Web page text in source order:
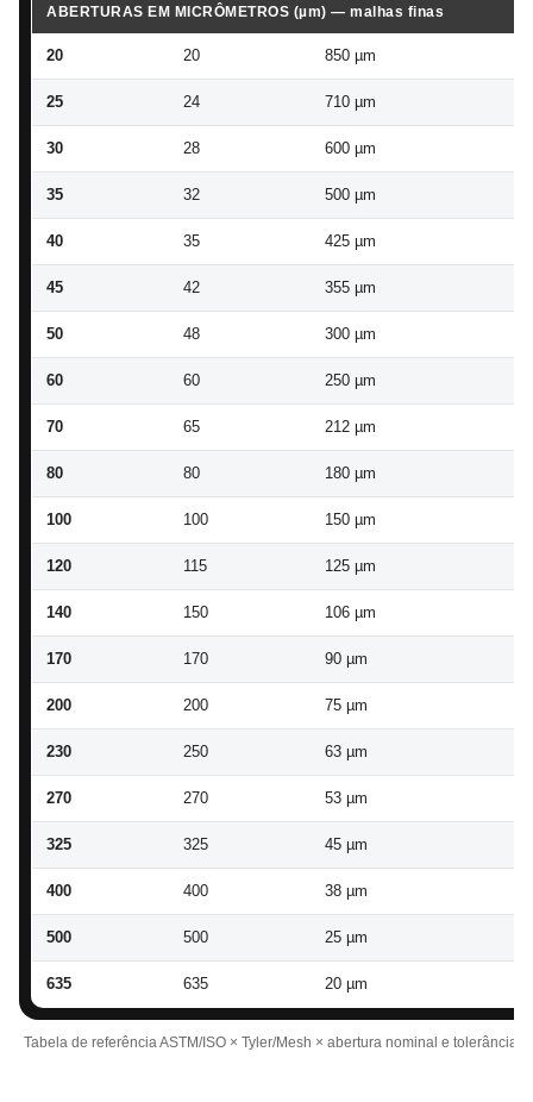
ABERTURAS EM MICRÔMETROS (µm) — malhas finas
20 20 850 µm
25 24 710 µm
30 28 600 µm
35 32 500 µm
40 35 425 µm
45 42 355 µm
50 48 300 µm
60 60 250 µm
70 65 212 µm
80 80 180 µm
100 100 150 µm
120 115 125 µm
140 150 106 µm
170 170 90 µm
200 200 75 µm
230 250 63 µm
270 270 53 µm
325 325 45 µm
400 400 38 µm
500 500 25 µm
635 635 20 µm
Tabela de referência ASTM/ISO × Tyler/Mesh × abertura nominal e tolerância.